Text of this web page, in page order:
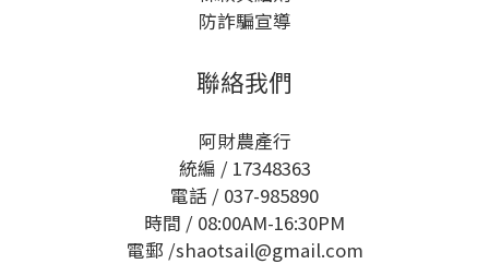
防詐騙宣導
聯絡我們
阿財農產行
統編 / 17348363
電話 / 037-985890
時間 / 08:00AM-16:30PM
電郵 /shaotsail@gmail.com